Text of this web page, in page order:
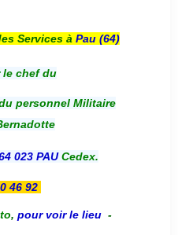
Services à Pau (64)
le chef du
personnel Militaire
023 PAUCedex.
46 92
, pour voir le lieu -